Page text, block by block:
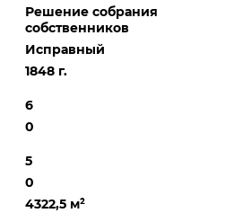
Решение собрания
собственников
Исправный
1848 г.
6
0
5
0
4322,5 м²